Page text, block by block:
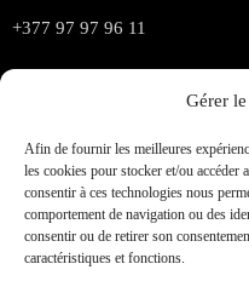
Gérer
Afin de fournir les meilleures
les cookies pour stocker et/ou
consentir à ces technologies nous
comportement de navigation ou des
consentir ou de retirer son
caractéristiques et fonctions.
+377 97 97 96 11
A propos
Réalisations